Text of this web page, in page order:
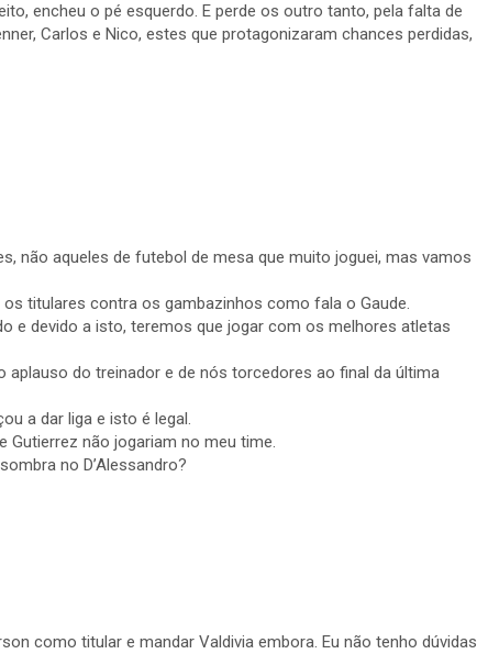
encheu o pé esquerdo. E perde os outro tanto, pela falta de
Carlos e Nico, estes que protagonizaram chances perdidas,
não aqueles de futebol de mesa que muito joguei, mas vamos
titulares contra os gambazinhos como fala o Gaude.
e devido a isto, teremos que jogar com os melhores atletas
aplauso do treinador e de nós torcedores ao final da última
a dar liga e isto é legal.
Gutierrez não jogariam no meu time.
no D’Alessandro?
como titular e mandar Valdivia embora. Eu não tenho dúvidas